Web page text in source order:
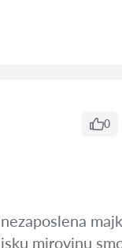
0
mirovinu